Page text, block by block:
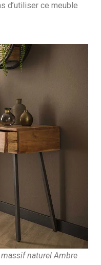
d’utiliser ce meuble
naturel Ambre